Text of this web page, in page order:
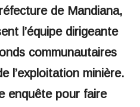
de Mandiana,
l’équipe dirigeante
communautaires
l’exploitation minière.
enquête pour faire